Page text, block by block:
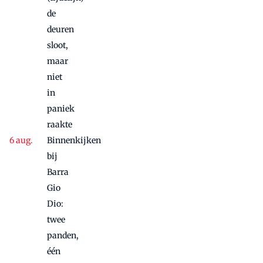
de
deuren
sloot,
maar
niet
in
paniek
raakte
Binnenkijken
bij
Barra
Gio
Dio:
twee
panden,
één